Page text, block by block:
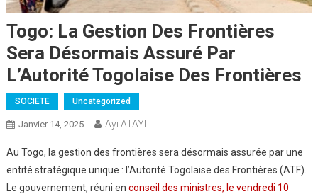
Togo: La Gestion Des Frontières
Sera Désormais Assuré Par
L’Autorité Togolaise Des Frontières
SOCIETE Uncategorized
Janvier 14, 2025 Ayi ATAYI
Au Togo, la gestion des frontières sera désormais assurée par une
entité stratégique unique : l’Autorité Togolaise des Frontières (ATF).
Le gouvernement, réuni en conseil des ministres, le vendredi 10